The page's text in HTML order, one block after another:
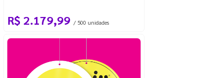
R$ 2.179,99 / 500 unidades